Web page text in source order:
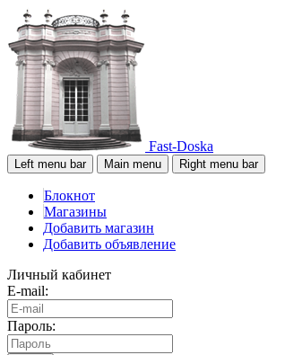
Fast-Doska
Left menu bar Main menu Right menu bar
Блокнот
Магазины
Добавить магазин
Добавить объявление
Личный кабинет
E-mail:
Пароль: